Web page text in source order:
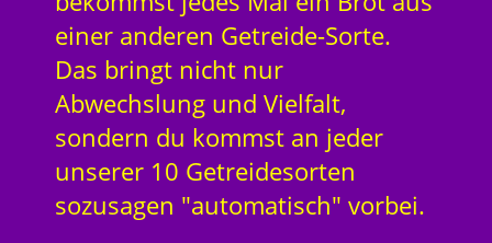
einer anderen Getreide-Sorte.
Das bringt nicht nur
Abwechslung und Vielfalt,
sondern du kommst an jeder
unserer 10 Getreidesorten
sozusagen "automatisch" vorbei.